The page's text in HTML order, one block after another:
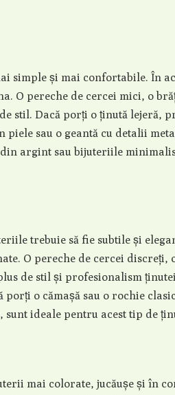
simple și mai confortabile. În
O pereche de cercei mici, o
stil. Dacă porți o ținută lejeră,
sau o geantă cu detalii
argint sau bijuteriile
trebuie să fie subtile și
O pereche de cercei discreți,
de stil și profesionalism
porți o cămașă sau o rochie
ideale pentru acest tip de
mai colorate, jucăușe și în